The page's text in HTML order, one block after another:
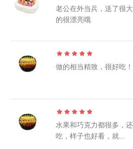
老公在外当兵，送了很
的很漂亮哦
做的相当精致，很好吃！
水果和巧克力都很多，
吃，样子也好看，就...